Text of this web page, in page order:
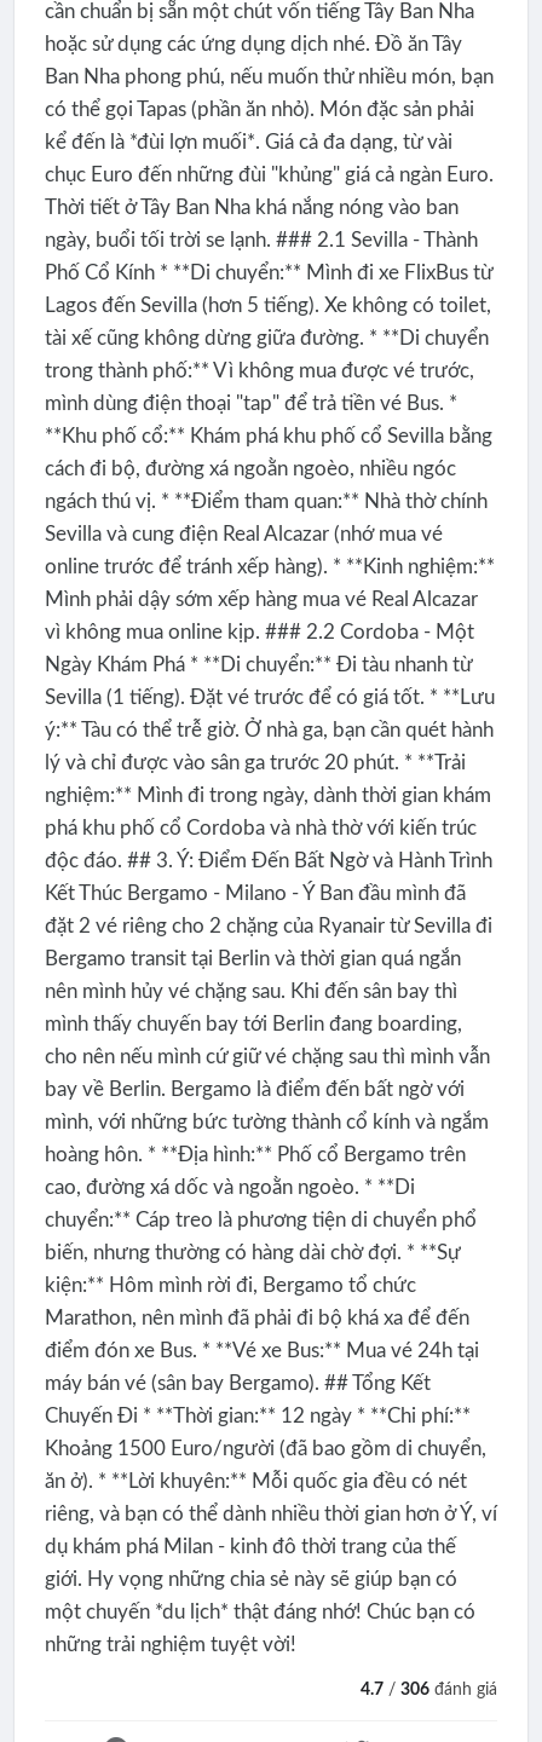
cần chuẩn bị sẵn một chút vốn tiếng Tây Ban Nha
hoặc sử dụng các ứng dụng dịch nhé. Đồ ăn Tây
Ban Nha phong phú, nếu muốn thử nhiều món, bạn
có thể gọi Tapas (phần ăn nhỏ). Món đặc sản phải
kể đến là *đùi lợn muối*. Giá cả đa dạng, từ vài
chục Euro đến những đùi "khủng" giá cả ngàn Euro.
Thời tiết ở Tây Ban Nha khá nắng nóng vào ban
ngày, buổi tối trời se lạnh. ### 2.1 Sevilla - Thành
Phố Cổ Kính * **Di chuyển:** Mình đi xe FlixBus từ
Lagos đến Sevilla (hơn 5 tiếng). Xe không có toilet,
tài xế cũng không dừng giữa đường. * **Di chuyển
trong thành phố:** Vì không mua được vé trước,
mình dùng điện thoại "tap" để trả tiền vé Bus. *
**Khu phố cổ:** Khám phá khu phố cổ Sevilla bằng
cách đi bộ, đường xá ngoằn ngoèo, nhiều ngóc
ngách thú vị. * **Điểm tham quan:** Nhà thờ chính
Sevilla và cung điện Real Alcazar (nhớ mua vé
online trước để tránh xếp hàng). * **Kinh nghiệm:**
Mình phải dậy sớm xếp hàng mua vé Real Alcazar
vì không mua online kịp. ### 2.2 Cordoba - Một
Ngày Khám Phá * **Di chuyển:** Đi tàu nhanh từ
Sevilla (1 tiếng). Đặt vé trước để có giá tốt. * **Lưu
ý:** Tàu có thể trễ giờ. Ở nhà ga, bạn cần quét hành
lý và chỉ được vào sân ga trước 20 phút. * **Trải
nghiệm:** Mình đi trong ngày, dành thời gian khám
phá khu phố cổ Cordoba và nhà thờ với kiến trúc
độc đáo. ## 3. Ý: Điểm Đến Bất Ngờ và Hành Trình
Kết Thúc Bergamo - Milano - Ý Ban đầu mình đã
đặt 2 vé riêng cho 2 chặng của Ryanair từ Sevilla đi
Bergamo transit tại Berlin và thời gian quá ngắn
nên mình hủy vé chặng sau. Khi đến sân bay thì
mình thấy chuyến bay tới Berlin đang boarding,
cho nên nếu mình cứ giữ vé chặng sau thì mình vẫn
bay về Berlin. Bergamo là điểm đến bất ngờ với
mình, với những bức tường thành cổ kính và ngắm
hoàng hôn. * **Địa hình:** Phố cổ Bergamo trên
cao, đường xá dốc và ngoằn ngoèo. * **Di
chuyển:** Cáp treo là phương tiện di chuyển phổ
biến, nhưng thường có hàng dài chờ đợi. * **Sự
kiện:** Hôm mình rời đi, Bergamo tổ chức
Marathon, nên mình đã phải đi bộ khá xa để đến
điểm đón xe Bus. * **Vé xe Bus:** Mua vé 24h tại
máy bán vé (sân bay Bergamo). ## Tổng Kết
Chuyến Đi * **Thời gian:** 12 ngày * **Chi phí:**
Khoảng 1500 Euro/người (đã bao gồm di chuyển,
ăn ở). * **Lời khuyên:** Mỗi quốc gia đều có nét
riêng, và bạn có thể dành nhiều thời gian hơn ở Ý, ví
dụ khám phá Milan - kinh đô thời trang của thế
giới. Hy vọng những chia sẻ này sẽ giúp bạn có
một chuyến *du lịch* thật đáng nhớ! Chúc bạn có
những trải nghiệm tuyệt vời!
4.7 /306 đánh giá